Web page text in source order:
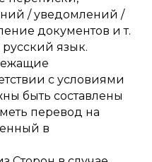
/ уведомлений /
документов и т.
язык.
с условиями
быть составлены
перевод на
в